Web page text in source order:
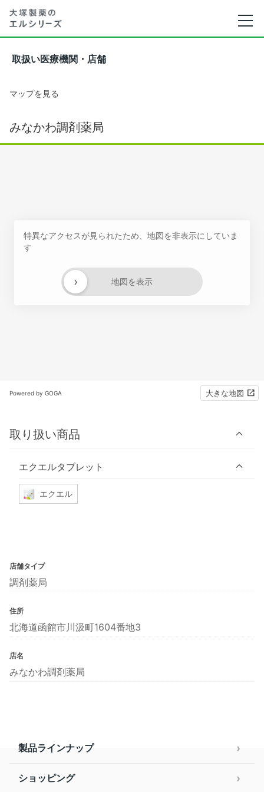
取扱い医療機関・店舗
マップを見る
みなかわ調剤薬局
特異なアクセスが見られたため、地図を非表示にしていま
す
地図を表示
›
Powered by GOGA 大きな地図
取り扱い商品
エクエルタブレット
エクエル
店舗タイプ
調剤薬局
住所
北海道函館市川汲町1604番地3
店名
みなかわ調剤薬局
製品ラインナップ
ショッピング